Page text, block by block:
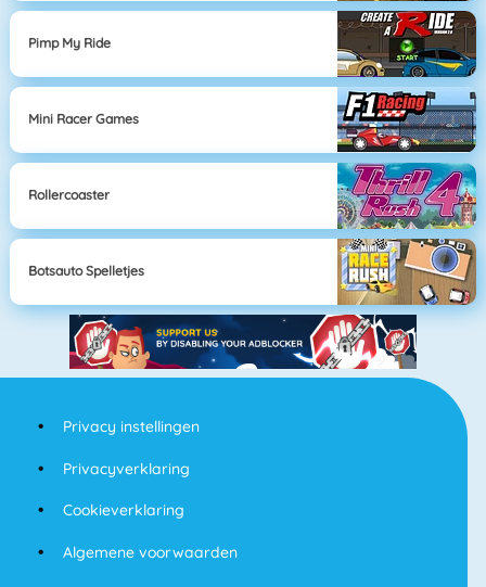
Pimp My Ride
Mini Racer Games
Rollercoaster
Botsauto Spelletjes
Privacy instellingen
Privacyverklaring
Cookieverklaring
Algemene voorwaarden